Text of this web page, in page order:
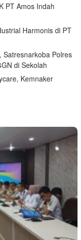
PT Amos Indah
Harmonis di PT
Satresnarkoba Polres
di Sekolah
Kemnaker